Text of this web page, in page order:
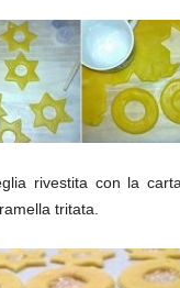
rivestita con la
tritata.